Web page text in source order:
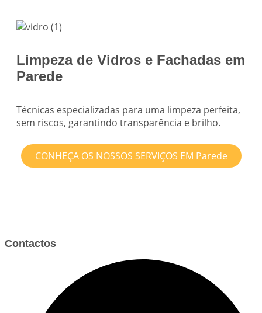
Limpeza de Vidros e Fachadas em
Parede
Técnicas especializadas para uma limpeza perfeita,
sem riscos, garantindo transparência e brilho.
CONHEÇA OS NOSSOS SERVIÇOS EM Parede
Contactos